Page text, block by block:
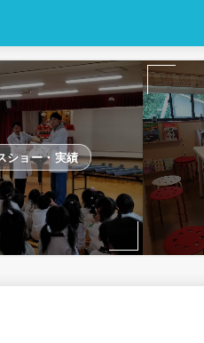
ショー・実績